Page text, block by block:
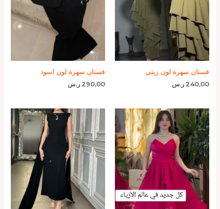
فستان سهرة لون زيتي
240,00 ر.س
فستان سهرة لون اسود
290,00 ر.س